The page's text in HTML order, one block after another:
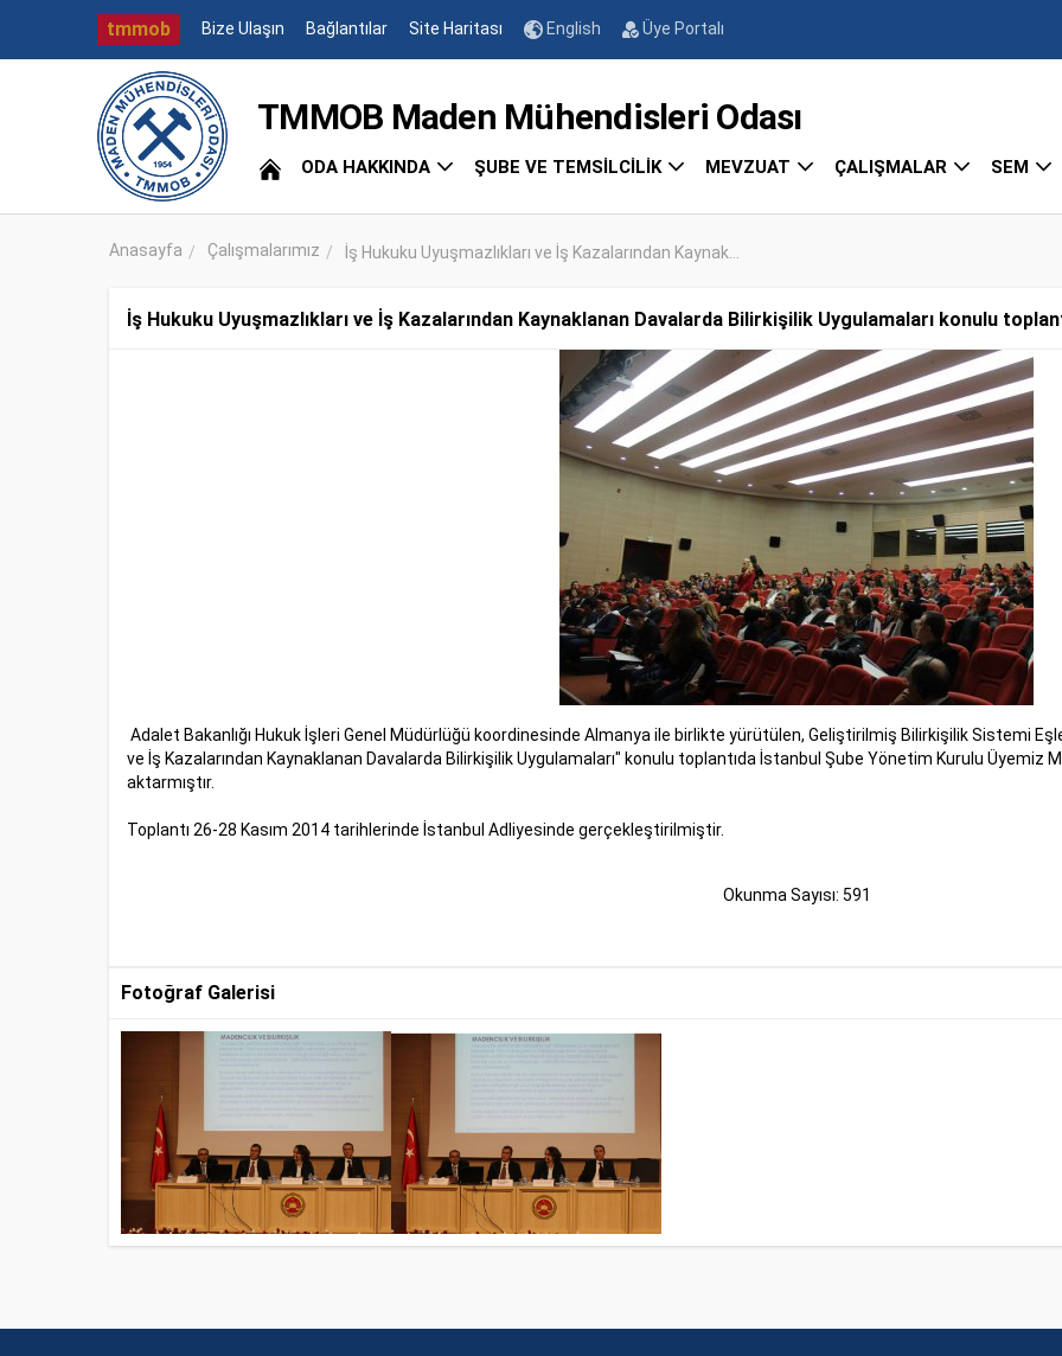
tmmob Bize Ulaşın Bağlantılar Site Haritası English Üye Portalı
TMMOB Maden Mühendisleri Odası
ODA HAKKINDA ŞUBE VE TEMSİLCİLİK MEVZUAT ÇALIŞMALAR SEM
Anasayfa Çalışmalarımız İş Hukuku Uyuşmazlıkları ve İş Kazalarından Kaynak...
İş Hukuku Uyuşmazlıkları ve İş Kazalarından Kaynaklanan Davalarda Bilirkişilik Uygulamaları konulu
Adalet Bakanlığı Hukuk İşleri Genel Müdürlüğü koordinesinde Almanya ile birlikte yürütülen, Geliştirilmiş Bilirkişilik Sistemi
ve İş Kazalarından Kaynaklanan Davalarda Bilirkişilik Uygulamaları" konulu toplantıda İstanbul Şube Yönetim Kurulu Üyemiz
aktarmıştır.
Toplantı 26-28 Kasım 2014 tarihlerinde İstanbul Adliyesinde gerçekleştirilmiştir.
Okunma Sayısı: 591
Fotoğraf Galerisi